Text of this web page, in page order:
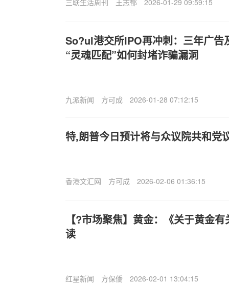
三联生活周刊 王志郁 2026-01-29 09:59:15
So?ul港交所IPO再冲刺：三年广告
“灵魂匹配”如何封堵诈骗漏洞
九派新闻 方可成 2026-01-28 07:12:15
特,朗普今日预计将与众议院共和党
香港文汇网 方可成 2026-02-06 01:36:15
【?市场聚焦】黄金：《关于黄金
读
红星新闻 方保僑 2026-02-01 13:04:15